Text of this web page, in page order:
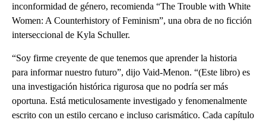
inconformidad de género, recomienda “The Trouble with White
Women: A Counterhistory of Feminism”, una obra de no ficción
interseccional de Kyla Schuller.
“Soy firme creyente de que tenemos que aprender la historia
para informar nuestro futuro”, dijo Vaid-Menon. “(Este libro) es
una investigación histórica rigurosa que no podría ser más
oportuna. Está meticulosamente investigado y fenomenalmente
escrito con un estilo cercano e incluso carismático. Cada capítulo